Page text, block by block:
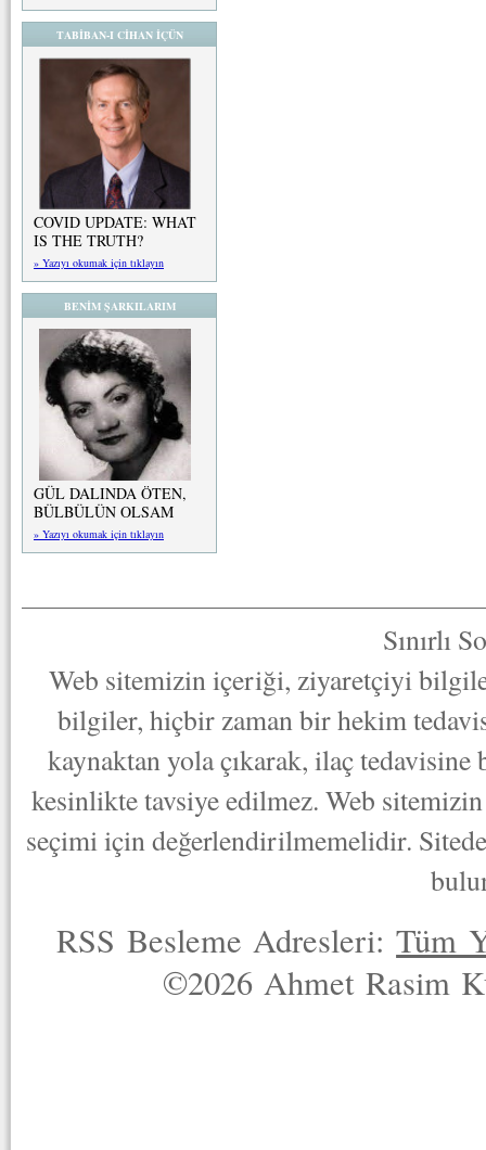
TABİBAN-I CİHAN İÇÜN
COVID UPDATE: WHAT
IS THE TRUTH?
» Yazıyı okumak için tıklayın
BENİM ŞARKILARIM
GÜL DALINDA ÖTEN,
BÜLBÜLÜN OLSAM
» Yazıyı okumak için tıklayın
Sınırlı
Web sitemizin içeriği, ziyaretçiyi
bilgiler, hiçbir zaman bir hekim
kaynaktan yola çıkarak, ilaç
kesinlikte tavsiye edilmez. Web
seçimi için değerlendirilmemelidir.
RSS Besleme Adresleri:Tüm
©2026 Ahmet Rasim